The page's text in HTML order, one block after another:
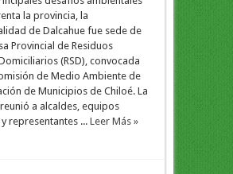
la provincia, la
de Dalcahue fue sede de
Provincial de Residuos
(RSD), convocada
de Medio Ambiente de
de Municipios de Chiloé. La
a alcaldes, equipos
representantes ... Leer Más »